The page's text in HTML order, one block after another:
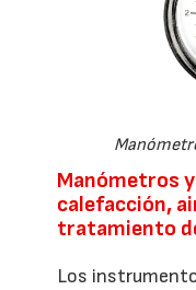
Manómetros
calefacción,
tratamiento
Los